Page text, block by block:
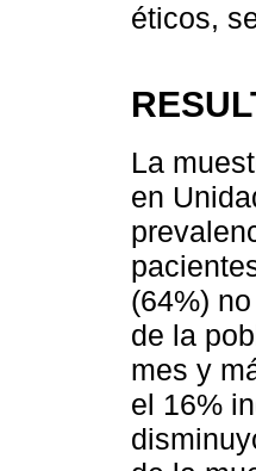
éticos,
La
en
(64%)
de la
mes y
el 16%